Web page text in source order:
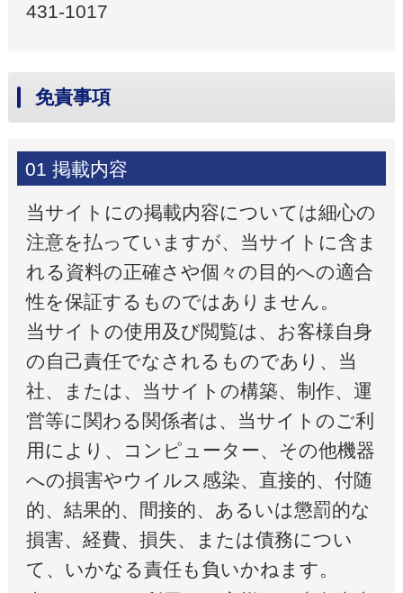
431-1017
免責事項
01 掲載内容
当サイトにの掲載内容については細心の
注意を払っていますが、当サイトに含ま
れる資料の正確さや個々の目的への適合
性を保証するものではありません。
当サイトの使用及び閲覧は、お客様自身
の自己責任でなされるものであり、当
社、または、当サイトの構築、制作、運
営等に関わる関係者は、当サイトのご利
用により、コンピューター、その他機器
への損害やウイルス感染、直接的、付随
的、結果的、間接的、あるいは懲罰的な
損害、経費、損失、または債務につい
て、いかなる責任も負いかねます。